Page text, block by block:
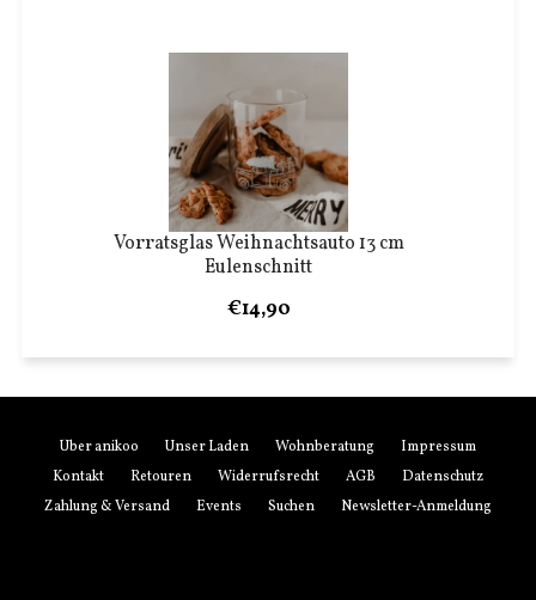
Vorratsglas Weihnachtsauto 13 cm
Eulenschnitt
€14,90
Über anikoo Unser Laden Wohnberatung
Impressum
Kontakt
Retouren Widerrufsrecht AGB
Datenschutz
Zahlung & Versand
Events Suchen Newsletter-Anmeldung